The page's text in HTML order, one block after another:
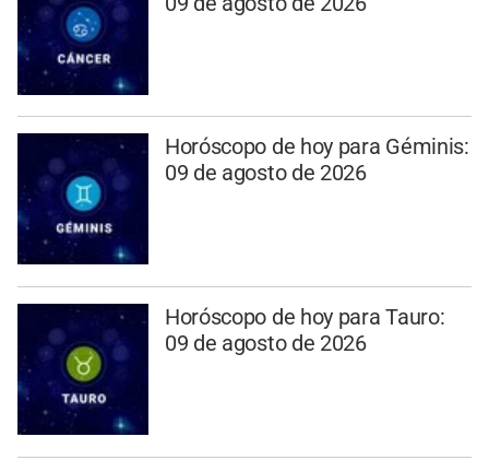
Horóscopo de hoy para Géminis:
09 de agosto de 2026
Horóscopo de hoy para Tauro:
09 de agosto de 2026